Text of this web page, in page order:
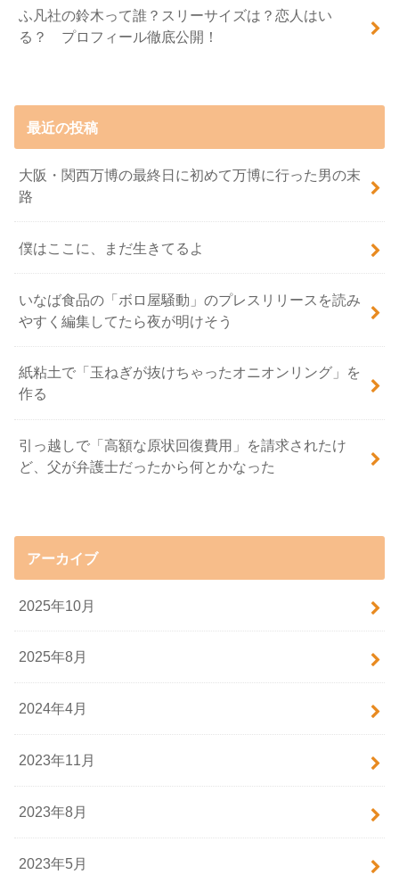
ふ凡社の鈴木って誰？スリーサイズは？恋人はい
る？ プロフィール徹底公開！
最近の投稿
大阪・関西万博の最終日に初めて万博に行った男の末
路
僕はここに、まだ生きてるよ
いなば食品の「ボロ屋騒動」のプレスリリースを読み
やすく編集してたら夜が明けそう
紙粘土で「玉ねぎが抜けちゃったオニオンリング」を
作る
引っ越しで「高額な原状回復費用」を請求されたけ
ど、父が弁護士だったから何とかなった
アーカイブ
2025年10月
2025年8月
2024年4月
2023年11月
2023年8月
2023年5月